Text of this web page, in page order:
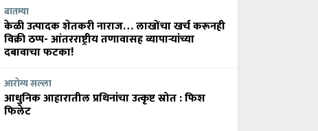
बातम्या
केळी उत्पादक शेतकरी नाराज… लाखोंचा खर्च करूनही
विक्री ठप्प- आंतरराष्ट्रीय तणावासह व्यापाऱ्यांच्या
दबावाचा फटका!
आरोग्य सल्ला
आधुनिक आहारातील प्रथिनांचा उत्कृष्ट स्रोत : फिश
फिलेट